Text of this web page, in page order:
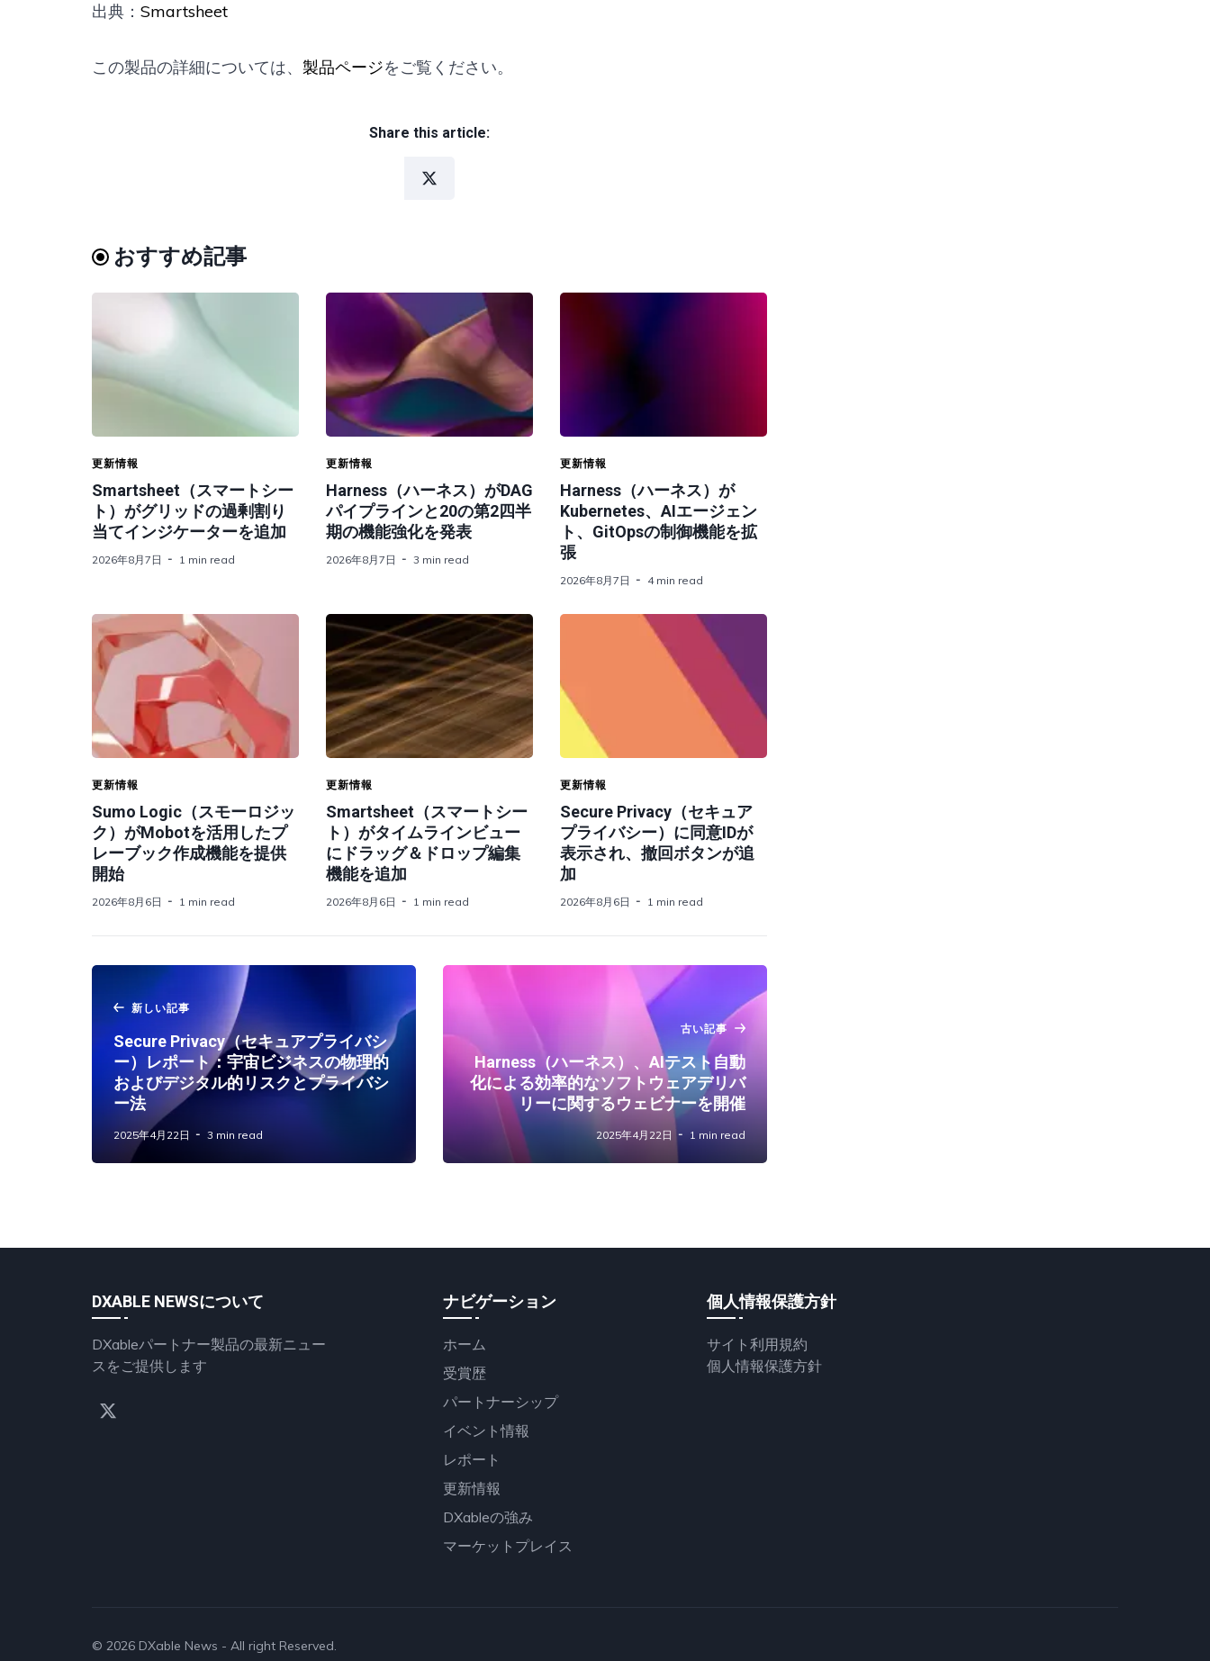
出典： Smartsheet
この製品の詳細については、 製品ページをご覧ください。
Share this article:
おすすめ記事
更新情報
Smartsheet（スマートシー
ト）がグリッドの過剰割り
当てインジケーターを追加
2026年8月7日 1 min read
更新情報
Harness（ハーネス）がDAG
パイプラインと20の第2四半
期の機能強化を発表
2026年8月7日 3 min read
更新情報
Harness（ハーネス）が
Kubernetes、AIエージェン
ト、GitOpsの制御機能を拡
張
2026年8月7日 4 min read
更新情報
Sumo Logic（スモーロジッ
ク）がMobotを活用したプ
レーブック作成機能を提供
開始
2026年8月6日 1 min read
更新情報
Smartsheet（スマートシー
ト）がタイムラインビュー
にドラッグ＆ドロップ編集
機能を追加
2026年8月6日 1 min read
更新情報
Secure Privacy（セキュア
プライバシー）に同意IDが
表示され、撤回ボタンが追
加
2026年8月6日 1 min read
新しい記事
Secure Privacy（セキュアプライバシ
ー）レポート：宇宙ビジネスの物理的
およびデジタル的リスクとプライバシ
ー法
2025年4月22日 3 min read
古い記事
Harness（ハーネス）、AIテスト自動
化による効率的なソフトウェアデリバ
リーに関するウェビナーを開催
2025年4月22日 1 min read
DXABLE NEWSについて
DXableパートナー製品の最新ニュー
スをご提供します
ナビゲーション
ホーム
受賞歴
パートナーシップ
イベント情報
レポート
更新情報
DXableの強み
マーケットプレイス
個人情報保護方針
サイト利用規約
個人情報保護方針
© 2026 DXable News - All right Reserved.